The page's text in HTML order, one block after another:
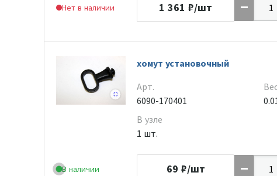
Нет в наличии 1 361 ₽/шт
В наличии
хомут установочный
Арт.
6090-170401
В узле
1 шт.
69 ₽/шт